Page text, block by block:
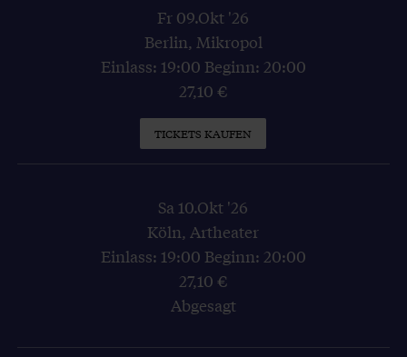
Fr 09.Okt '26
Berlin, Mikropol
Einlass: 19:00 Beginn: 20:00
27,10 €
TICKETS KAUFEN
Sa 10.Okt '26
Köln, Artheater
Einlass: 19:00 Beginn: 20:00
27,10 €
Abgesagt